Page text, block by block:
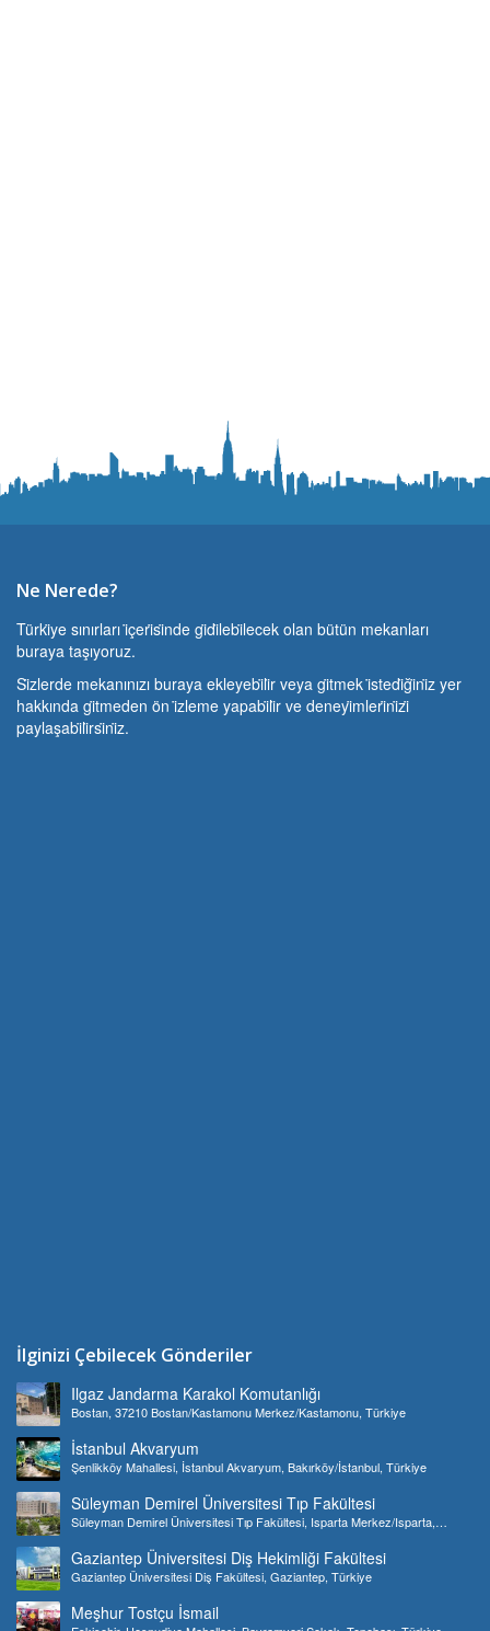
Ne Nerede?
Türki̇ye sınırları i̇çeri̇si̇nde gi̇di̇lebi̇lecek olan bütün mekanları
buraya taşıyoruz.
Si̇zlerde mekanınızı buraya ekleyebi̇li̇r veya gi̇tmek i̇stedi̇ği̇ni̇z yer
hakkında gi̇tmeden ön i̇zleme yapabi̇li̇r ve deneyi̇mleri̇ni̇zi̇
paylaşabi̇li̇rsi̇ni̇z.
İlginizi Çebilecek Gönderiler
Ilgaz Jandarma Karakol Komutanlığı
Bostan, 37210 Bostan/Kastamonu Merkez/Kastamonu, Türkiye
İstanbul Akvaryum
Şenlikköy Mahallesi, İstanbul Akvaryum, Bakırköy/İstanbul, Türkiye
Süleyman Demirel Üniversitesi Tıp Fakültesi
Süleyman Demirel Üniversitesi Tıp Fakültesi, Isparta Merkez/Isparta,
Gaziantep Üniversitesi Diş Hekimliği Fakültesi
Gaziantep Üniversitesi Diş Fakültesi, Gaziantep, Türkiye
Meşhur Tostçu İsmail